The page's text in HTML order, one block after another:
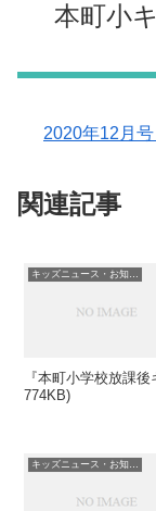
本町小
2020年12月号
関連記事
キッズニュース・お知らせ
『本町小学校放課
774KB)